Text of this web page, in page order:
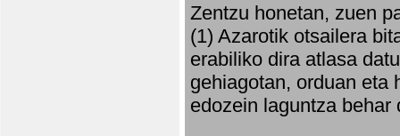
Zentzu honetan, zuen
(1) Azarotik otsailera
erabiliko dira atlasa
gehiagotan, orduan eta
edozein laguntza behar